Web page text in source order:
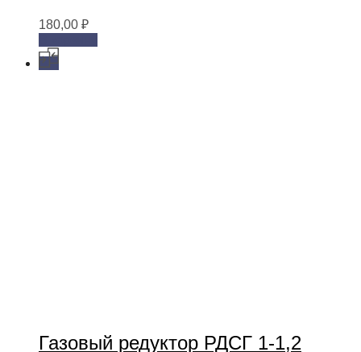
180,00 ₽
Газовый редуктор РДСГ 1-1,2